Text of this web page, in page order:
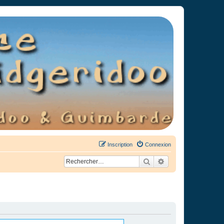
Connexion
Inscription
Rechercher